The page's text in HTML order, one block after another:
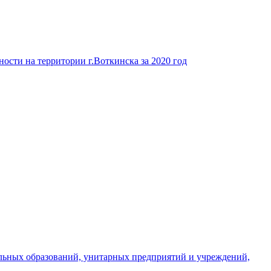
на территории г.Воткинска за 2020 год
образований, унитарных предприятий и учреждений,